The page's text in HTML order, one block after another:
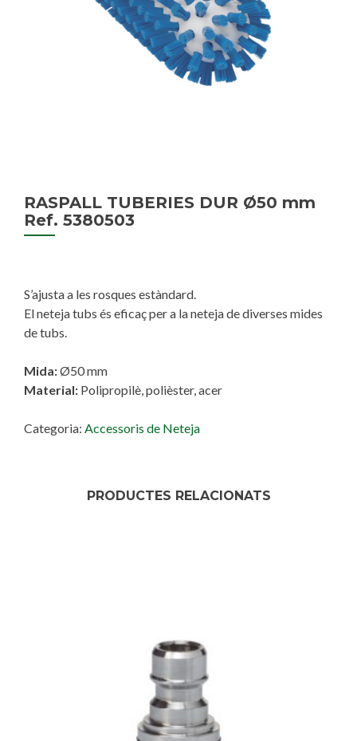
RASPALL TUBERIES DUR Ø50 mm
Ref. 5380503
S’ajusta a les rosques estàndard.
El neteja tubs és eficaç per a la neteja de diverses mides
de tubs.
Mida:Ø50 mm
Material: Polipropilè, polièster, acer
Categoria: Accessoris de Neteja
PRODUCTES RELACIONATS